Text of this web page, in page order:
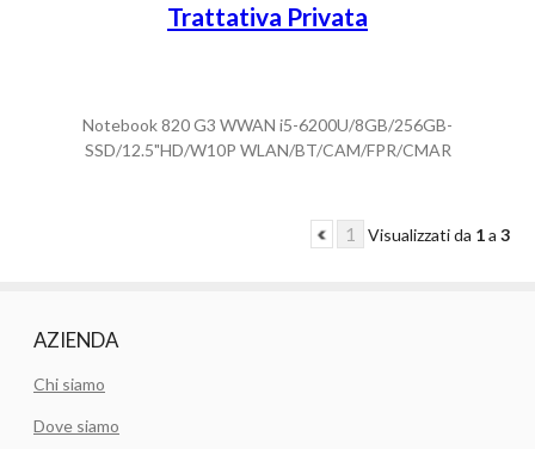
Trattativa Privata
Notebook 820 G3 WWAN i5-6200U/8GB/256GB-
SSD/12.5"HD/W10P WLAN/BT/CAM/FPR/CMAR
1 Visualizzati da 1a 3
AZIENDA
Chi siamo
Dove siamo